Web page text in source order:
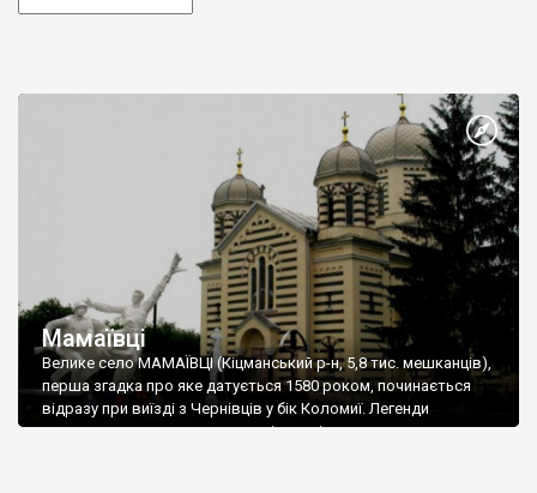
Мамаївці
Велике село МАМАЇВЦІ (Кіцманський р-н, 5,8 тис. мешканців),
перша згадка про яке датується 1580 роком, починається
відразу при виїзді з Чернівців у бік Коломиї. Легенди
стверджують, що назва села пішла від знаменитого хана